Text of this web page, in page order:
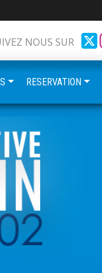
NOUS SUR
RESERVATION